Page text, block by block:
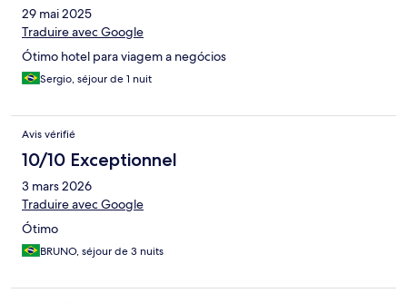
29 mai 2025
Traduire avec Google
Ótimo hotel para viagem a negócios
Sergio, séjour de 1 nuit
Avis vérifié
10/10 Exceptionnel
3 mars 2026
Traduire avec Google
Ótimo
BRUNO, séjour de 3 nuits